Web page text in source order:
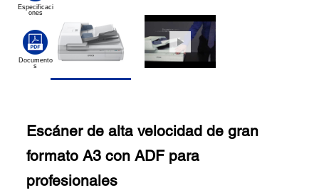
Escáner de alta velocidad de gran
formato A3 con ADF para
profesionales